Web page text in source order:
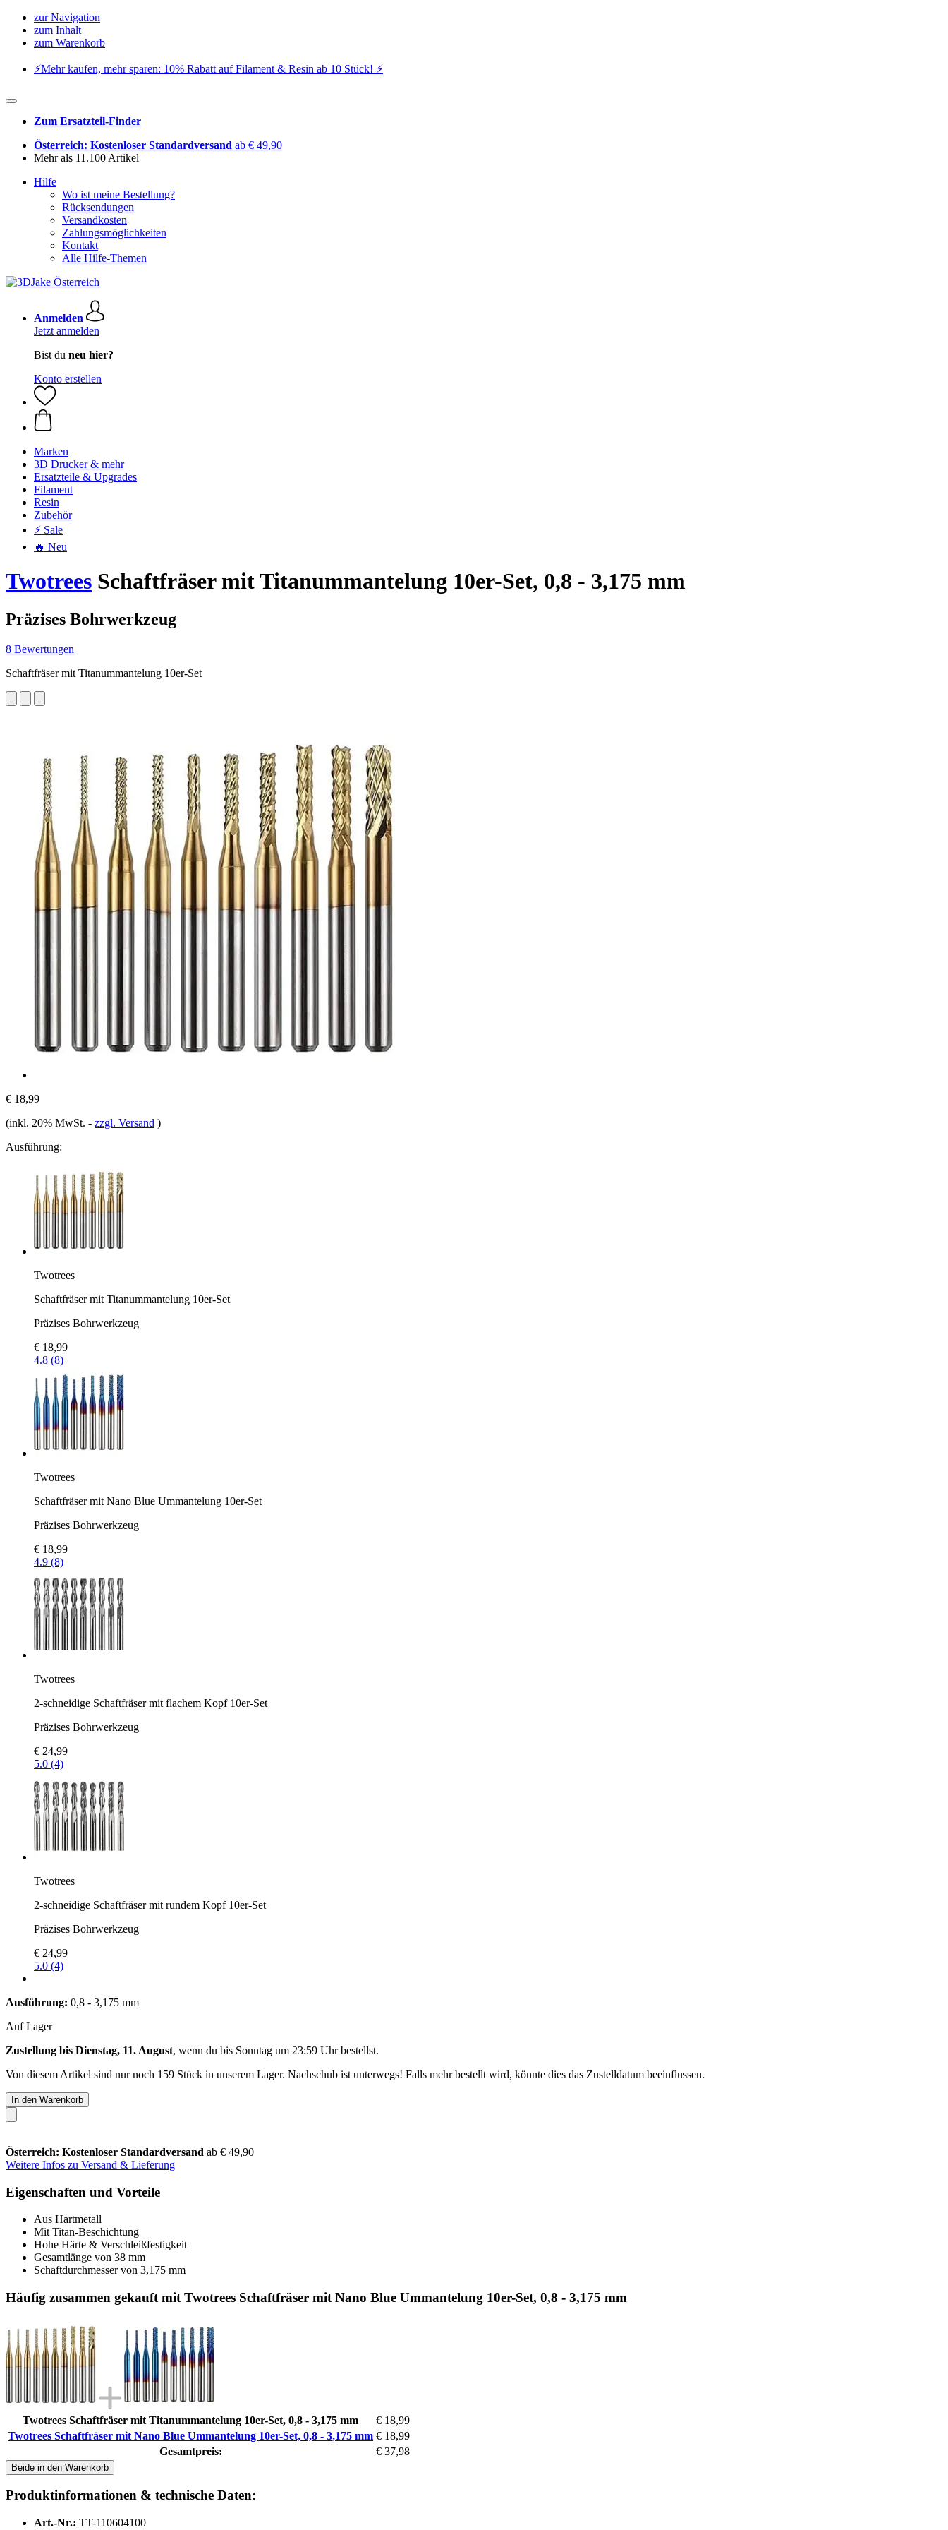
zur Navigation
zum Inhalt
zum Warenkorb
⚡️Mehr kaufen, mehr sparen: 10% Rabatt auf Filament & Resin ab 10 Stück! ⚡️
Zum Ersatzteil-Finder
Österreich: Kostenloser Standardversand ab € 49,90
Mehr als 11.100 Artikel
Hilfe
Wo ist meine Bestellung?
Rücksendungen
Versandkosten
Zahlungsmöglichkeiten
Kontakt
Alle Hilfe-Themen
Anmelden
Jetzt anmelden
Bist du neu hier?
Konto erstellen
Marken
3D Drucker & mehr
Ersatzteile & Upgrades
Filament
Resin
Zubehör
⚡ Sale
🔥 Neu
Twotrees Schaftfräser mit Titanummantelung 10er-Set, 0,8 - 3,175 mm
Präzises Bohrwerkzeug
8 Bewertungen
Schaftfräser mit Titanummantelung 10er-Set
€ 18,99
(inkl. 20% MwSt. - zzgl. Versand )
Ausführung:
Twotrees
Schaftfräser mit Titanummantelung 10er-Set
Präzises Bohrwerkzeug
€ 18,99
4.8 (8)
Twotrees
Schaftfräser mit Nano Blue Ummantelung 10er-Set
Präzises Bohrwerkzeug
€ 18,99
4.9 (8)
Twotrees
2-schneidige Schaftfräser mit flachem Kopf 10er-Set
Präzises Bohrwerkzeug
€ 24,99
5.0 (4)
Twotrees
2-schneidige Schaftfräser mit rundem Kopf 10er-Set
Präzises Bohrwerkzeug
€ 24,99
5.0 (4)
Ausführung: 0,8 - 3,175 mm
Auf Lager
Zustellung bis Dienstag, 11. August, wenn du bis Sonntag um 23:59 Uhrbestellst.
Von diesem Artikel sind nur noch 159 Stück in unserem Lager. Nachschub ist unterwegs! Falls mehr bestellt wird, könnte dies das Zustelldatum beeinflussen.
In den Warenkorb
Österreich: Kostenloser Standardversand ab € 49,90
Weitere Infos zu Versand & Lieferung
Eigenschaften und Vorteile
Aus Hartmetall
Mit Titan-Beschichtung
Hohe Härte & Verschleißfestigkeit
Gesamtlänge von 38 mm
Schaftdurchmesser von 3,175 mm
Häufig zusammen gekauft mit Twotrees Schaftfräser mit Nano Blue Ummantelung 10er-Set, 0,8 - 3,175 mm
Twotrees Schaftfräser mit Titanummantelung 10er-Set, 0,8 - 3,175 mm
€ 18,99
Twotrees Schaftfräser mit Nano Blue Ummantelung 10er-Set, 0,8 - 3,175 mm € 18,99
Gesamtpreis:
€ 37,98
Beide in den Warenkorb
Produktinformationen & technische Daten:
Art.-Nr.: TT-110604100